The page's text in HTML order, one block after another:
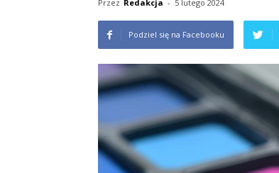
Przez Redakcja - 5 lutego 2024
Podziel się na Facebooku